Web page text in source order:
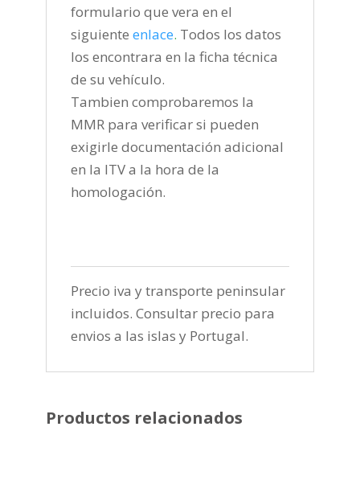
formulario que vera en el
siguiente enlace. Todos los datos
los encontrara en la ficha técnica
de su vehículo.
Tambien comprobaremos la
MMR para verificar si pueden
exigirle documentación adicional
en la ITV a la hora de la
homologación.
Precio iva y transporte peninsular
incluidos. Consultar precio para
envios a las islas y Portugal.
Productos relacionados